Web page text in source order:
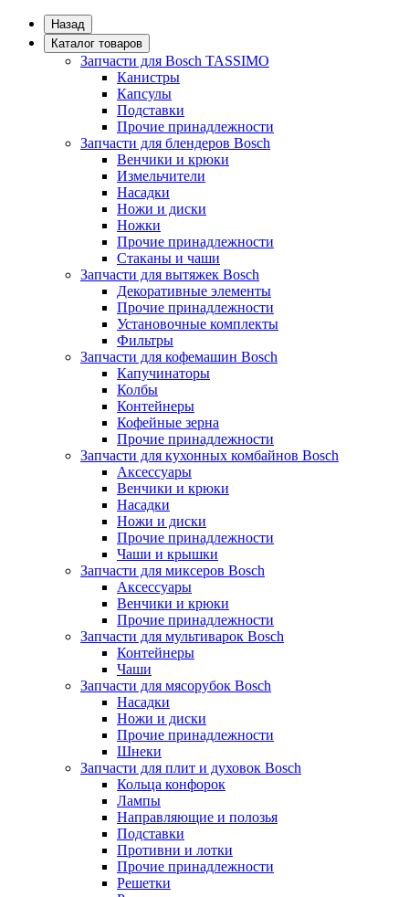
Назад
Каталог товаров
Запчасти для Bosch TASSIMO
Канистры
Капсулы
Подставки
Прочие принадлежности
Запчасти для блендеров Bosch
Венчики и крюки
Измельчители
Насадки
Ножи и диски
Ножки
Прочие принадлежности
Стаканы и чаши
Запчасти для вытяжек Bosch
Декоративные элементы
Прочие принадлежности
Установочные комплекты
Фильтры
Запчасти для кофемашин Bosch
Капучинаторы
Колбы
Контейнеры
Кофейные зерна
Прочие принадлежности
Запчасти для кухонных комбайнов Bosch
Аксессуары
Венчики и крюки
Насадки
Ножи и диски
Прочие принадлежности
Чаши и крышки
Запчасти для миксеров Bosch
Аксессуары
Венчики и крюки
Прочие принадлежности
Запчасти для мультиварок Bosch
Контейнеры
Чаши
Запчасти для мясорубок Bosch
Насадки
Ножи и диски
Прочие принадлежности
Шнеки
Запчасти для плит и духовок Bosch
Кольца конфорок
Лампы
Направляющие и полозья
Подставки
Противни и лотки
Прочие принадлежности
Решетки